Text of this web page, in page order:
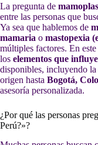
La pregunta de
entre las personas que
Ya sea que hablemos de
mamaria o mastopexia
múltiples factores. En
los elementos que
disponibles, incluyendo
origen hasta Bogotá,
asesoría personalizada.
¿Por qué las personas
Perú?»?